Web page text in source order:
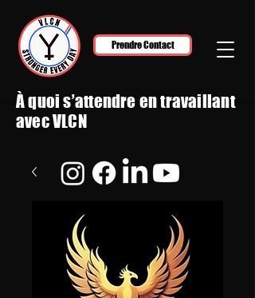
Prendre Contact
À quoi s’attendre en travaillant
avec VLCN